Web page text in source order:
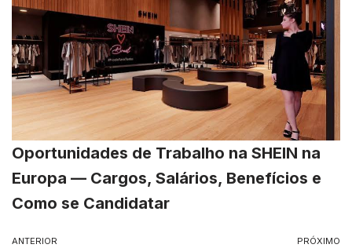
Oportunidades de Trabalho na SHEIN na
Europa — Cargos, Salários, Benefícios e
Como se Candidatar
ANTERIOR PRÓXIMO